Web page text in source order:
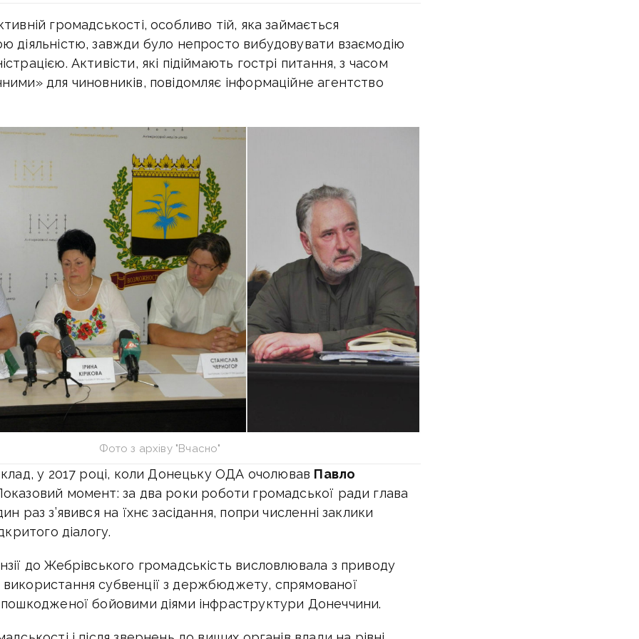
громадськості, особливо тій, яка займається
діяльністю, завжди було непросто вибудовувати взаємодію
Активісти, які підіймають гострі питання, з часом
для чиновників, повідомляє інформаційне агентство
Фото з архіву "Вчасно"
у 2017 році, коли Донецьку ОДА очолював Павло
момент: за два роки роботи громадської ради глава
раз з’явився на їхнє засідання, попри численні заклики
діалогу.
до Жебрівського громадськість висловлювала з приводу
субвенції з держбюджету, спрямованої
пошкодженої бойовими діями інфраструктури Донеччини.